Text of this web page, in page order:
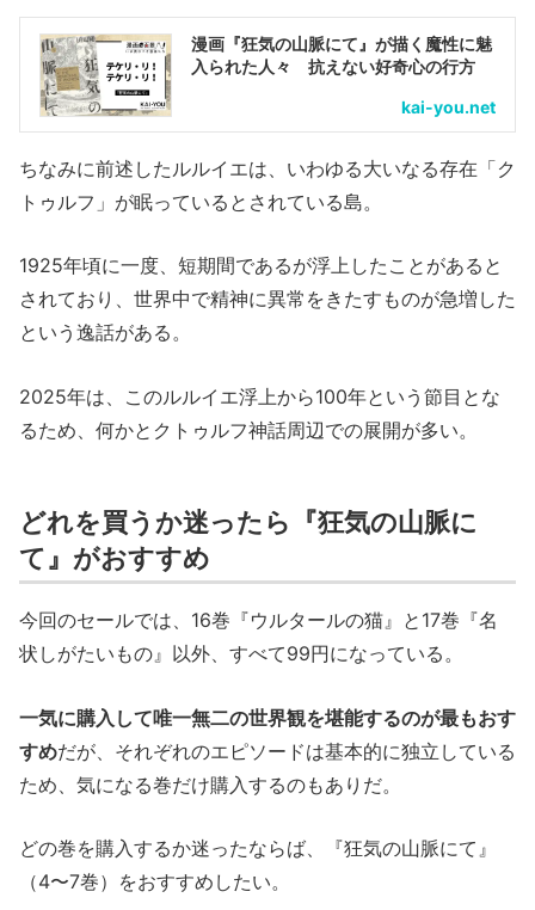
漫画『狂気の山脈にて』が描く魔性に魅
入られた人々 抗えない好奇心の行方
kai-you.net
ちなみに前述したルルイエは、いわゆる大いなる存在「ク
トゥルフ」が眠っているとされている島。
1925年頃に一度、短期間であるが浮上したことがあると
されており、世界中で精神に異常をきたすものが急増した
という逸話がある。
2025年は、このルルイエ浮上から100年という節目とな
るため、何かとクトゥルフ神話周辺での展開が多い。
どれを買うか迷ったら『狂気の山脈に
て』がおすすめ
今回のセールでは、16巻『ウルタールの猫』と17巻『名
状しがたいもの』以外、すべて99円になっている。
一気に購入して唯一無二の世界観を堪能するのが最もおす
すめだが、それぞれのエピソードは基本的に独立している
ため、気になる巻だけ購入するのもありだ。
どの巻を購入するか迷ったならば、『狂気の山脈にて』
（4〜7巻）をおすすめしたい。